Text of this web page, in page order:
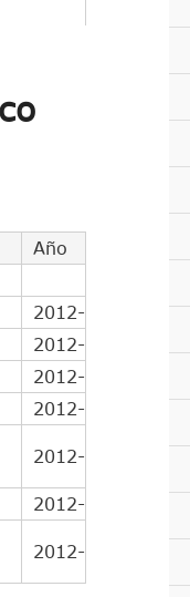
Año
2012-
2012-
2012-
2012-
2012-
2012-
2012-